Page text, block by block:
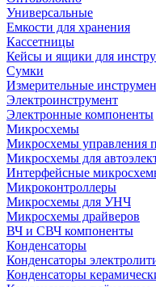
Универсальные
Емкости для хранения
Кассетницы
Кейсы и ящики для
Сумки
Измерительные
Электроинструмент
Электронные компоненты
Микросхемы
Микросхемы управления
Микросхемы для
Интерфейсные
Микроконтроллеры
Микросхемы для УНЧ
Микросхемы драйверов
ВЧ и СВЧ компоненты
Конденсаторы
Конденсаторы
Конденсаторы